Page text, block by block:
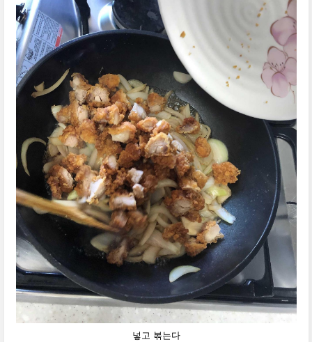
넣고 볶는다